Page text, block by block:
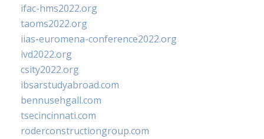
ifac-hms2022.org
taoms2022.org
iias-euromena-conference2022.org
ivd2022.org
csity2022.org
ibsarstudyabroad.com
bennusehgall.com
tsecincinnati.com
roderconstructiongroup.com